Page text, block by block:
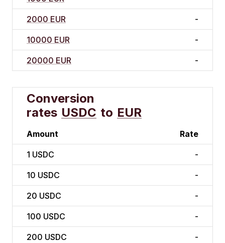
2000 EUR -
10000 EUR -
20000 EUR -
Conversion
rates USDC to EUR
Amount Rate
1 USDC -
10 USDC -
20 USDC -
100 USDC -
200 USDC -